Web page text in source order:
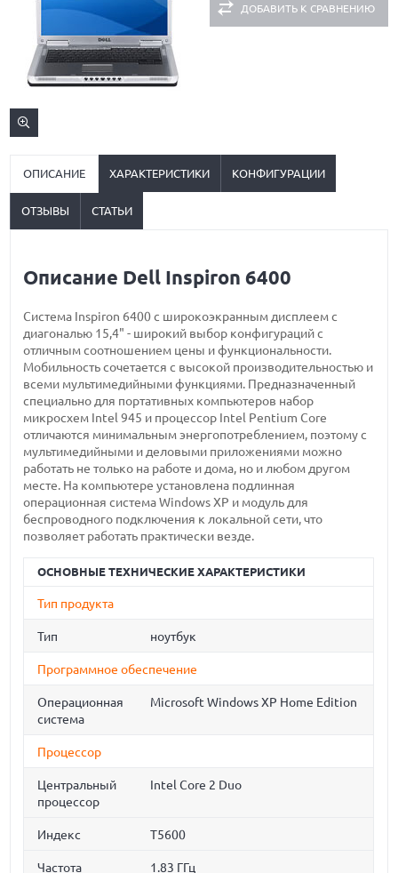
ДОБАВИТЬ К СРАВНЕНИЮ
ОПИСАНИЕ ХАРАКТЕРИСТИКИ КОНФИГУРАЦИИ
ОТЗЫВЫ СТАТЬИ
Описание Dell Inspiron 6400
Система Inspiron 6400 с широкоэкранным дисплеем с
диагональю 15,4" - широкий выбор конфигураций с
отличным соотношением цены и функциональности.
Мобильность сочетается с высокой производительностью и
всеми мультимедийными функциями. Предназначенный
специально для портативных компьютеров набор
микросхем Intel 945 и процессор Intel Pentium Core
отличаются минимальным энергопотреблением, поэтому с
мультимедийными и деловыми приложениями можно
работать не только на работе и дома, но и любом другом
месте. На компьютере установлена подлинная
операционная система Windows XP и модуль для
беспроводного подключения к локальной сети, что
позволяет работать практически везде.
ОСНОВНЫЕ ТЕХНИЧЕСКИЕ ХАРАКТЕРИСТИКИ
Тип продукта
Тип ноутбук
Программное обеспечение
Операционная
система
Microsoft Windows XP Home Edition
Процессор
Центральный
процессор
Intel Core 2 Duo
Индекс T5600
Частота
1.83 ГГц